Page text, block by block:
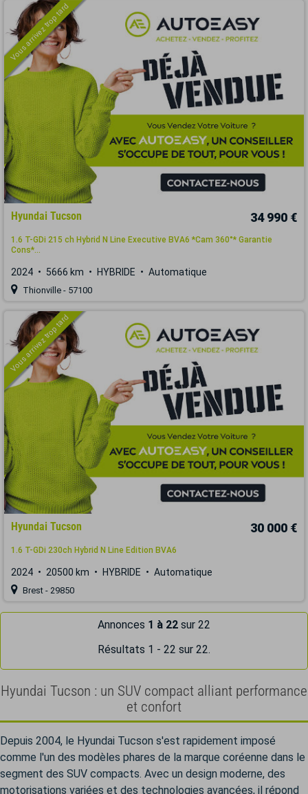
Vous arrivez trop tard
Hyundai Tucson 34 990 €
1.6 T-GDi 215 ch Hybrid N Line Executive BVA6 *Cam 360°* Garantie
Cons*...
2024 5666 km HYBRIDE Automatique
Thionville - 57100
Vous arrivez trop tard
Hyundai Tucson 30 000 €
1.6 T-GDi 230ch Hybrid N Line Edition BVA6
2024 20500 km HYBRIDE Automatique
Brest - 29850
Annonces 1 à 22 sur 22
Résultats 1 - 22 sur 22.
Hyundai Tucson : un SUV compact alliant performance
et confort
Depuis 2004, le Hyundai Tucson s'est rapidement imposé
comme l'un des modèles phares de la marque coréenne dans le
segment des SUV compacts. Avec un design moderne, des
motorisations variées et des technologies avancées, il répond